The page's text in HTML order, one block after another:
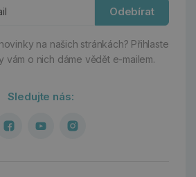
Odebírat
na našich stránkách? Přihlaste
vám o nich dáme vědět e-mailem.
Sledujte nás: